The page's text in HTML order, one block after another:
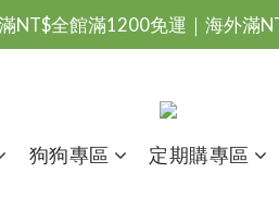
NT$全館滿1200免運｜海外滿
會員優惠專區由此進
狗狗專區 定期購專區